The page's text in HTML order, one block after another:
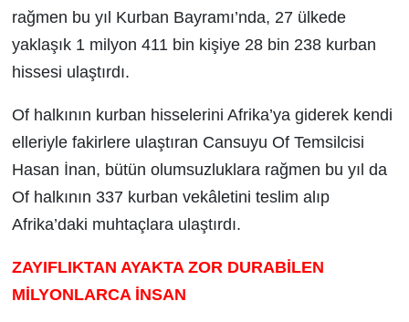
rağmen bu yıl Kurban Bayramı’nda, 27 ülkede
yaklaşık 1 milyon 411 bin kişiye 28 bin 238 kurban
hissesi ulaştırdı.
Of halkının kurban hisselerini Afrika’ya giderek kendi
elleriyle fakirlere ulaştıran Cansuyu Of Temsilcisi
Hasan İnan, bütün olumsuzluklara rağmen bu yıl da
Of halkının 337 kurban vekâletini teslim alıp
Afrika’daki muhtaçlara ulaştırdı.
ZAYIFLIKTAN AYAKTA ZOR DURABİLEN
MİLYONLARCA İNSAN